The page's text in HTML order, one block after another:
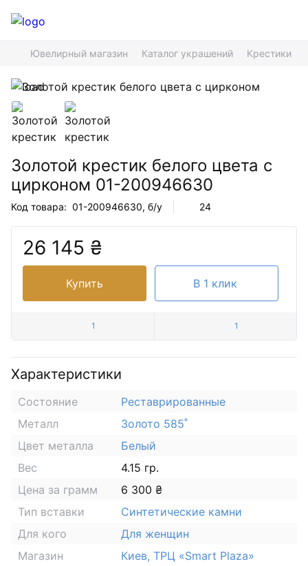
Ювелирный магазин Каталог украшений Крестики
Золотой крестик белого цвета с
цирконом 01-200946630
Код товара: 01-200946630, б/у 24
26 145 ₴
Купить В 1 клик
1 1
Характеристики
Состояние
Реставрированные
Металл
Золото 585˚
Цвет металла
Белый
Вес
4.15 гр.
Цена за грамм
6 300 ₴
Тип вставки
Синтетические камни
Для кого
Для женщин
Магазин
Киев, ТРЦ «Smart Plaza»